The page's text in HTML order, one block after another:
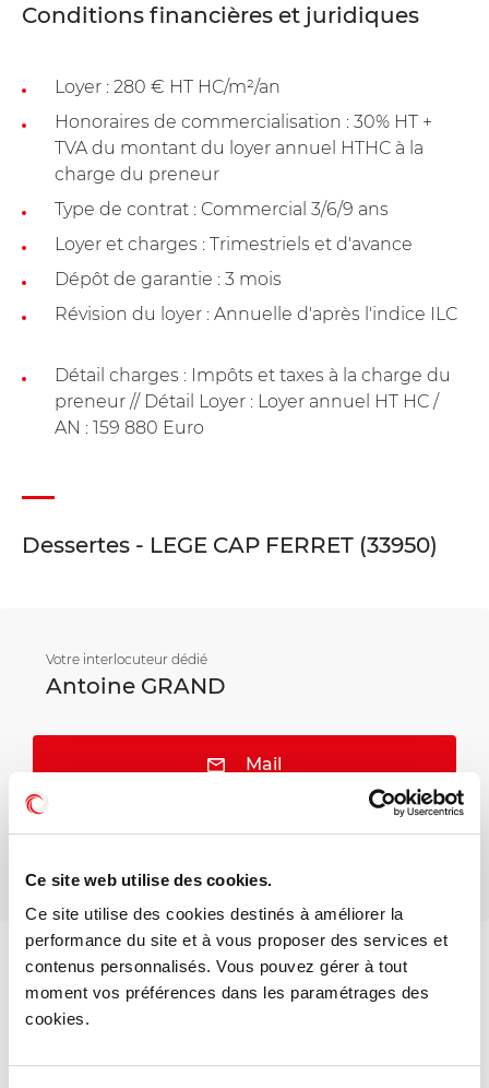
Ce site web utilise des cookies.
Ce site utilise des cookies destinés à améliorer la
performance du site et à vous proposer des services et
contenus personnalisés. Vous pouvez gérer à tout
moment vos préférences dans les paramétrages des
cookies.
Conditions financières et juridiques
Loyer : 280 € HT HC/m²/an
Honoraires de commercialisation : 30% HT +
TVA du montant du loyer annuel HTHC à la
charge du preneur
Type de contrat : Commercial 3/6/9 ans
Loyer et charges : Trimestriels et d'avance
Dépôt de garantie : 3 mois
Révision du loyer : Annuelle d'après l'indice ILC
Détail charges : Impôts et taxes à la charge du
preneur // Détail Loyer : Loyer annuel HT HC /
AN : 159 880 Euro
Dessertes - LEGE CAP FERRET (33950)
Votre interlocuteur dédié
Antoine GRAND
Mail
Téléphone
DPE - GES